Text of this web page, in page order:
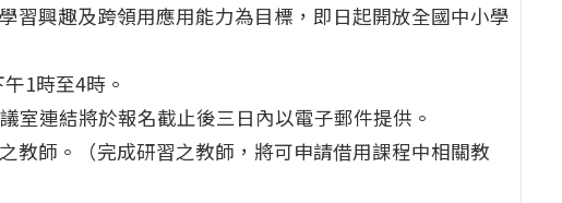
習興趣及跨領用應用能力為目標，即日起開放全國中小學
1時至4時。
室連結將於報名截止後三日內以電子郵件提供。
教師。（完成研習之教師，將可申請借用課程中相關教